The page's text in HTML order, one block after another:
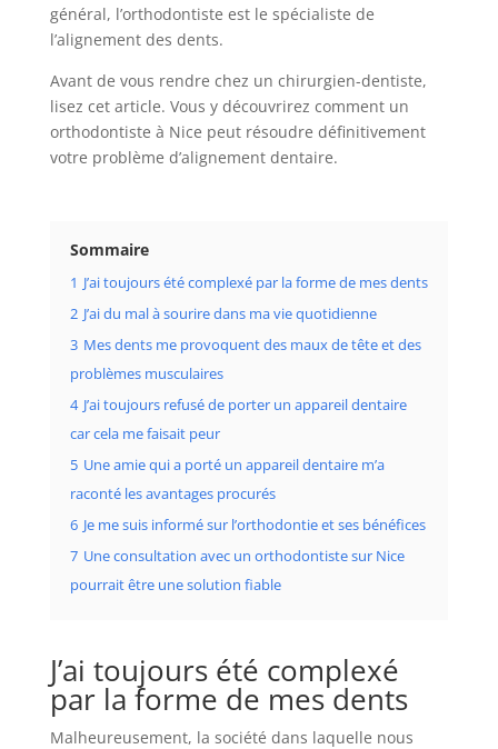
général, l’orthodontiste est le spécialiste de
l’alignement des dents.
Avant de vous rendre chez un chirurgien-dentiste,
lisez cet article. Vous y découvrirez comment un
orthodontiste à Nice peut résoudre définitivement
votre problème d’alignement dentaire.
Sommaire
1 J’ai toujours été complexé par la forme de mes dents
2 J’ai du mal à sourire dans ma vie quotidienne
3 Mes dents me provoquent des maux de tête et des
problèmes musculaires
4 J’ai toujours refusé de porter un appareil dentaire
car cela me faisait peur
5 Une amie qui a porté un appareil dentaire m’a
raconté les avantages procurés
6 Je me suis informé sur l’orthodontie et ses bénéfices
7 Une consultation avec un orthodontiste sur Nice
pourrait être une solution fiable
J’ai toujours été complexé
par la forme de mes dents
Malheureusement, la société dans laquelle nous